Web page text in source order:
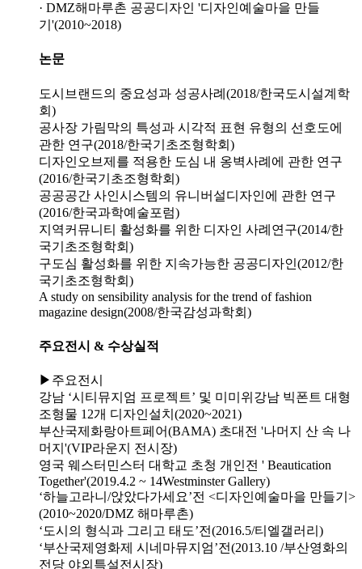
· DMZ해마루촌 공공디자인 '디자인예술마을 만들
기'(2010~2018)
논문
도시브랜드의 중요성과 성공사례(2018/한국도시설계학
회)
공사장 가림막의 특성과 시각적 표현 유형의 선호도에
관한 연구(2018/한국기초조형학회)
디자인오브제를 적용한 도심 내 옹벽사례에 관한 연구
(2016/한국기초조형학회)
공공공간 사인시스템의 유니버설디자인에 관한 연구
(2016/한국과학예술포럼)
지역커뮤니티 활성화를 위한 디자인 사례연구(2014/한
국기초조형학회)
구도심 활성화를 위한 지속가능한 공공디자인(2012/한
국기초조형학회)
A study on sensibility analysis for the trend of fashion
magazine design(2008/한국감성과학회)
주요전시 & 수상실적
▶주요전시
강남 ‘시티뮤지엄 프로젝트’ 및 미미위강남 빅폰트 대형
조형물 12개 디자인설치(2020~2021)
부산국제화랑아트페어(BAMA) 초대전 '나머지 산 속 나
머지'(VIP라운지 전시장)
영국 웨스터민스터 대학교 초청 개인전 ' Beautication
Together'(2019.4.2 ~ 14Westminster Gallery)
‘하늘고라니/앉았다가세요’전 <디자인예술마을 만들기>
(2010~2020/DMZ 해마루촌)
‘도시의 형식과 그리고 태도’전(2016.5/티엘갤러리)
‘부산국제영화제 시네마뮤지엄’전(2013.10 /부산영화의
전당 야외특설전시장)